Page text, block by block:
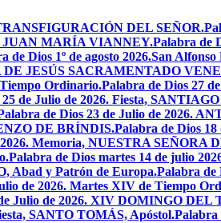
DEL SEÑOR.
JUAN MARÍA VIANNEY.Palabra de
de Dios 1º de agosto 2026.San
JESÚS SACRAMENTADO
Ordinario.Palabra de Dios 27
de Julio de 2026. Fiesta,
de Dios 23 de Julio de 2026.
DE BRÍNDIS.Palabra de Dios
2026. Memoria, NUESTRA SEÑORA
Palabra de Dios martes 14 de julio
Abad y Patrón de Europa.Palabra de
de 2026. Martes XIV de Tiempo
Julio de 2026. XIV DOMINGO
SANTO TOMÁS, Apóstol.Palabra